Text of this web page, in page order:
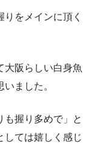
をメインに頂く
大阪らしい白身魚
ました。
も握り多めで」と
しては嬉しく感じ